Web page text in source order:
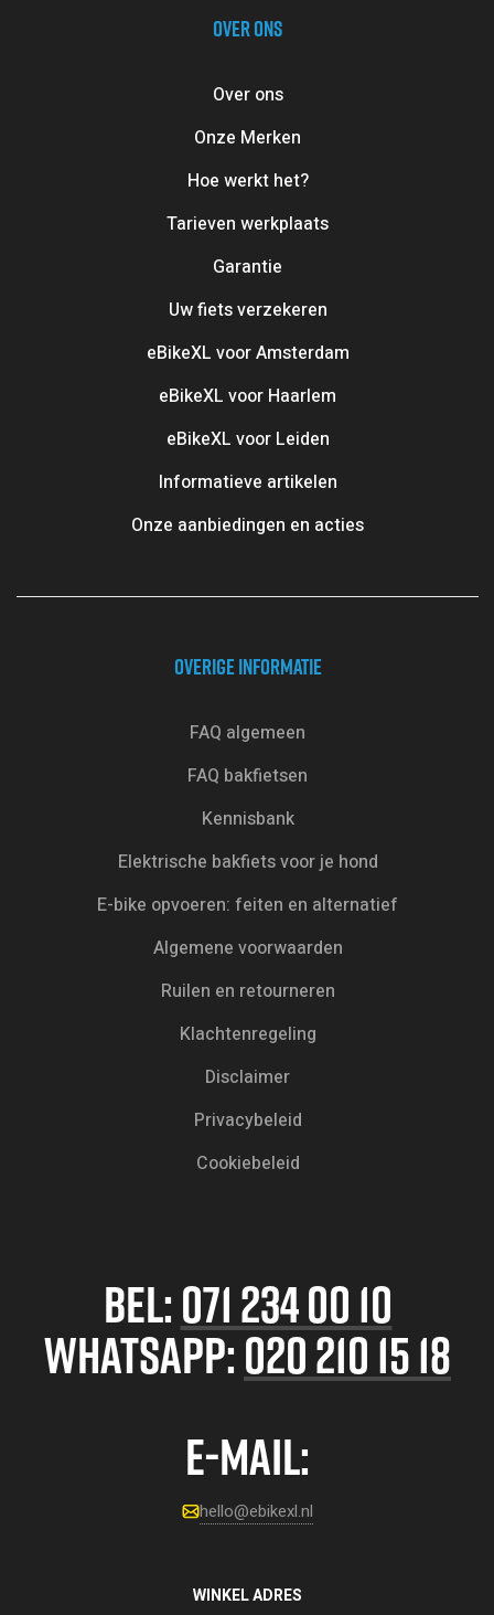
OVER ONS
Over ons
Onze Merken
Hoe werkt het?
Tarieven werkplaats
Garantie
Uw fiets verzekeren
eBikeXL voor Amsterdam
eBikeXL voor Haarlem
eBikeXL voor Leiden
Informatieve artikelen
Onze aanbiedingen en acties
OVERIGE INFORMATIE
FAQ algemeen
FAQ bakfietsen
Kennisbank
Elektrische bakfiets voor je hond
E-bike opvoeren: feiten en alternatief
Algemene voorwaarden
Ruilen en retourneren
Klachtenregeling
Disclaimer
Privacybeleid
Cookiebeleid
BEL: 071 234 00 10
WHATSAPP: 020 210 15 18
E-MAIL:
hello@ebikexl.nl
WINKEL ADRES